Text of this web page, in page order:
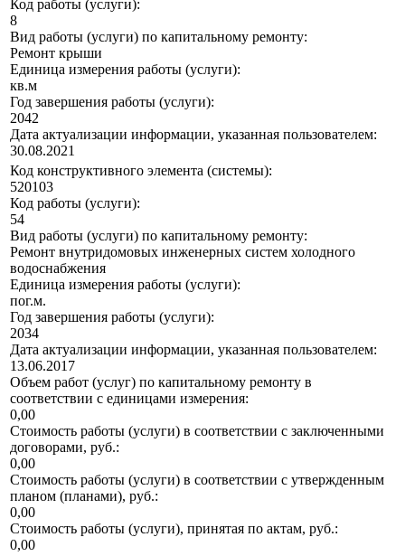
Код работы (услуги):
8
Вид работы (услуги) по капитальному ремонту:
Ремонт крыши
Единица измерения работы (услуги):
кв.м
Год завершения работы (услуги):
2042
Дата актуализации информации, указанная пользователем:
30.08.2021
Код конструктивного элемента (системы):
520103
Код работы (услуги):
54
Вид работы (услуги) по капитальному ремонту:
Ремонт внутридомовых инженерных систем холодного
водоснабжения
Единица измерения работы (услуги):
пог.м.
Год завершения работы (услуги):
2034
Дата актуализации информации, указанная пользователем:
13.06.2017
Объем работ (услуг) по капитальному ремонту в
соответствии с единицами измерения:
0,00
Стоимость работы (услуги) в соответствии с заключенными
договорами, руб.:
0,00
Стоимость работы (услуги) в соответствии с утвержденным
планом (планами), руб.:
0,00
Стоимость работы (услуги), принятая по актам, руб.:
0,00